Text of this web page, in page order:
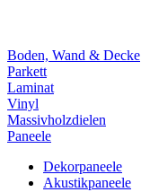
Boden, Wand & Decke
Parkett
Laminat
Vinyl
Massivholzdielen
Paneele
Dekorpaneele
Akustikpaneele